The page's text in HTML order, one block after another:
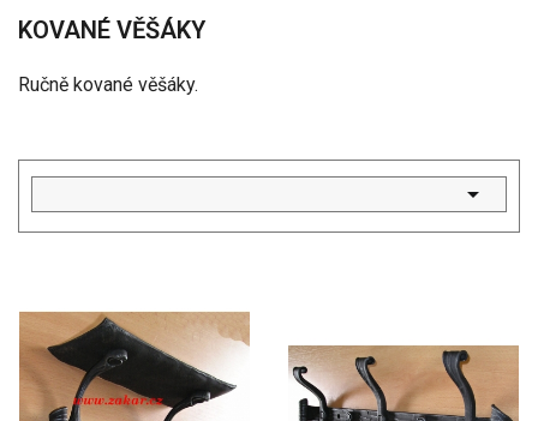
KOVANÉ VĚŠÁKY
Ručně kované věšáky.
